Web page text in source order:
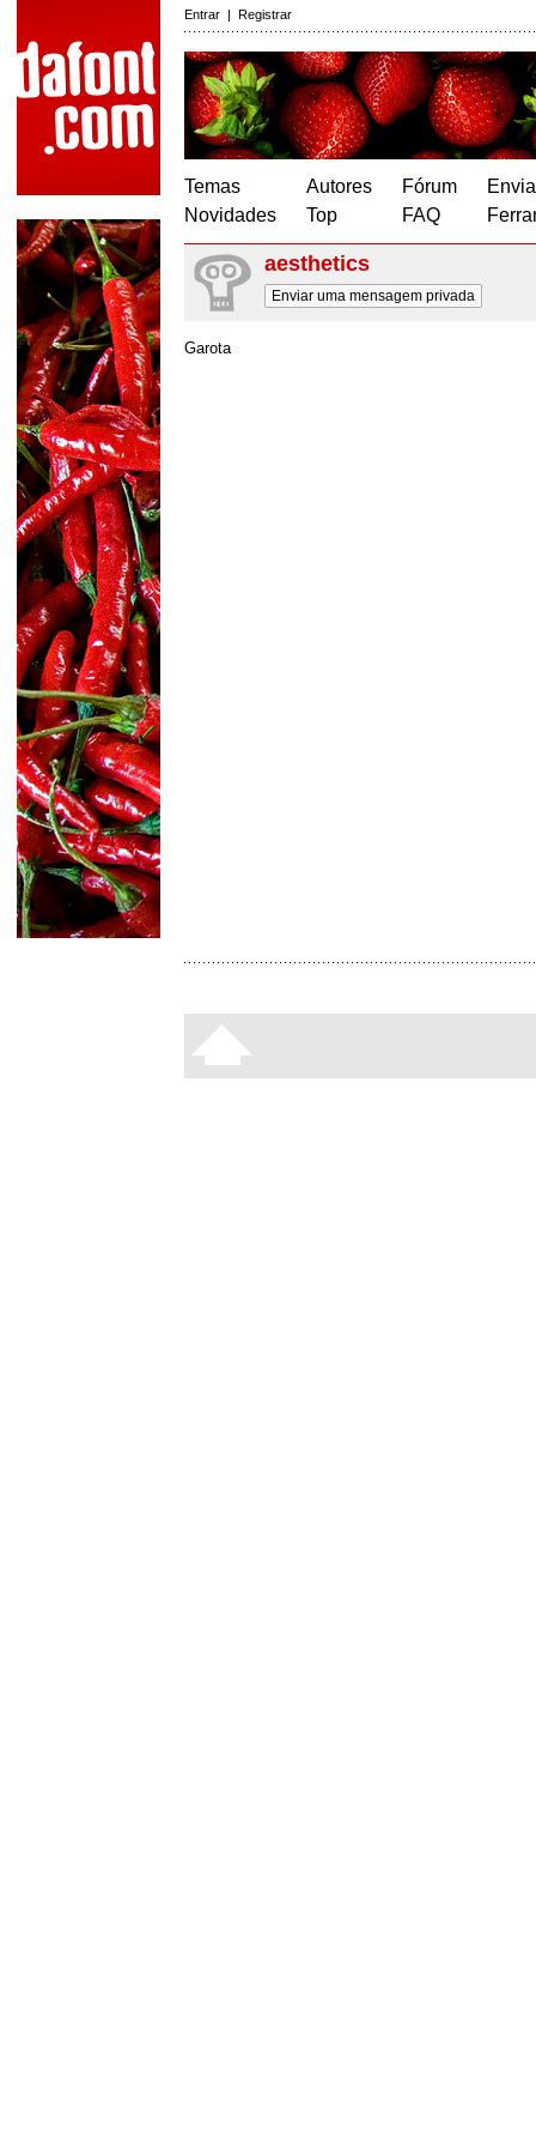
Entrar | Registrar
Temas
Novidades
Autores
Top
Fórum
FAQ
aesthetics
Enviar uma mensagem privada
Garota